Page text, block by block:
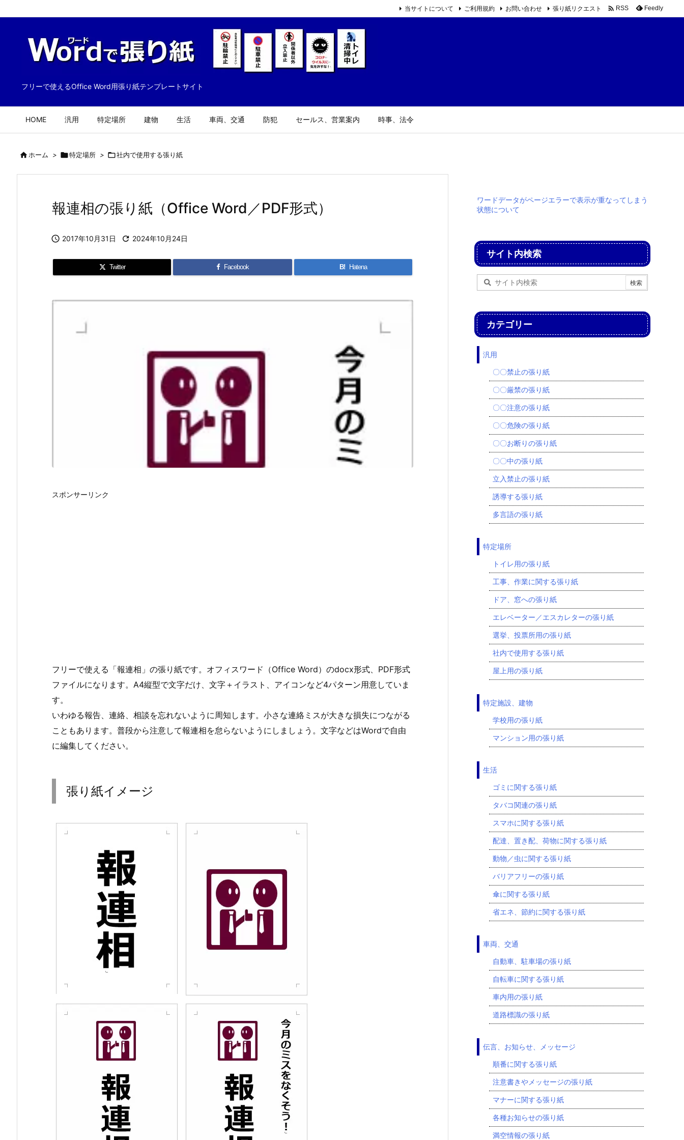
フリーで使えるOffice Word用張り紙テンプレートサイト
HOME 汎用 特定場所 建物 生活 車両、交通 防犯 セールス、営業案内 時事、法令
当サイトについて ご利用規約 お問い合わせ 張り紙リクエスト  RSS Feedly
ホーム > 特定場所 > 社内で使用する張り紙
報連相の張り紙（Office Word／PDF形式）
 2017年10月31日  2024年10月24日
Twitter Facebook B! Hatena
スポンサーリンク
フリーで使える「報連相」の張り紙です。オフィスワード（Office Word）のdocx形式、PDF形式
ファイルになります。A4縦型で文字だけ、文字＋イラスト、アイコンなど4パターン用意していま
す。
いわゆる報告、連絡、相談を忘れないように周知します。小さな連絡ミスが大きな損失につながる
こともあります。普段から注意して報連相を怠らないようにしましょう。文字などはWordで自由
に編集してください。
張り紙イメージ
ワードデータがページエラーで表示が重なってしまう
状態について
サイト内検索
カテゴリー
汎用
〇〇禁止の張り紙
〇〇厳禁の張り紙
〇〇注意の張り紙
〇〇危険の張り紙
〇〇お断りの張り紙
〇〇中の張り紙
立入禁止の張り紙
誘導する張り紙
多言語の張り紙
特定場所
トイレ用の張り紙
工事、作業に関する張り紙
ドア、窓への張り紙
エレベーター／エスカレターの張り紙
選挙、投票所用の張り紙
社内で使用する張り紙
屋上用の張り紙
特定施設、建物
学校用の張り紙
マンション用の張り紙
生活
ゴミに関する張り紙
タバコ関連の張り紙
スマホに関する張り紙
配達、置き配、荷物に関する張り紙
動物／虫に関する張り紙
バリアフリーの張り紙
傘に関する張り紙
省エネ、節約に関する張り紙
車両、交通
自動車、駐車場の張り紙
自転車に関する張り紙
車内用の張り紙
道路標識の張り紙
伝言、お知らせ、メッセージ
順番に関する張り紙
注意書きやメッセージの張り紙
マナーに関する張り紙
各種お知らせの張り紙
満空情報の張り紙